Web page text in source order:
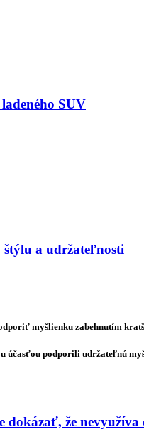
SUV
štýlu a udržateľnosti
myšlienku zabehnutím
účasťou podporili udržateľnú
dokázať, že nevyužíva